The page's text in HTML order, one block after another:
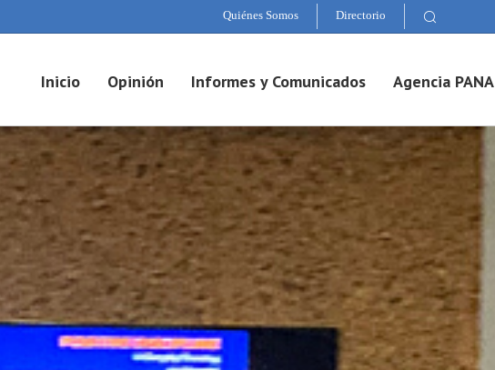
Quiénes Somos Directorio
Inicio Opinión Informes y Comunicados Agencia PANA